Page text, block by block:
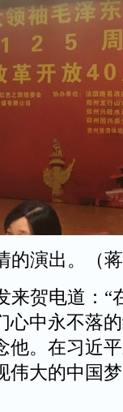
的演出。（
贺电道：“
心中永不落
他。在习近
伟大的中国